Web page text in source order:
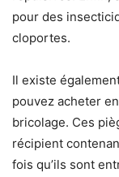
pour des
cloportes.
Il existe
pouvez acheter
bricolage. Ces
récipient
fois qu’ils sont